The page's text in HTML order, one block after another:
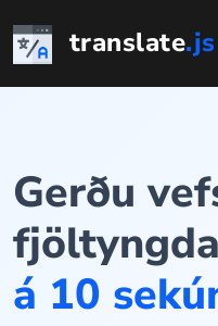
efni
translate.js
Gerðu
fjöltyngda
á 10